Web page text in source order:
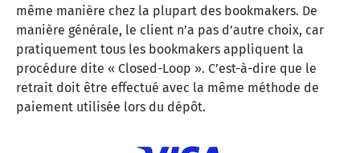
même manière chez la plupart des bookmakers. De
manière générale, le client n’a pas d’autre choix, car
pratiquement tous les bookmakers appliquent la
procédure dite « Closed-Loop ». C’est-à-dire que le
retrait doit être effectué avec la même méthode de
paiement utilisée lors du dépôt.